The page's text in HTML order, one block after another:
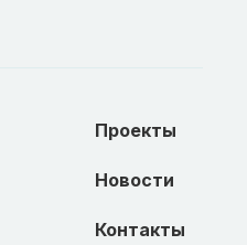
Проекты
Новости
Контакты